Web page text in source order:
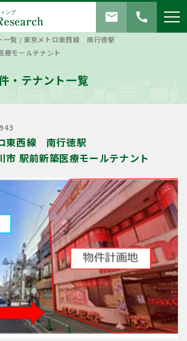
call
mail
一覧 /東京メトロ東西線 南行徳駅
療モールテナント
・テナント一覧
東西線 南行徳駅
市 駅前新築医療モールテナント